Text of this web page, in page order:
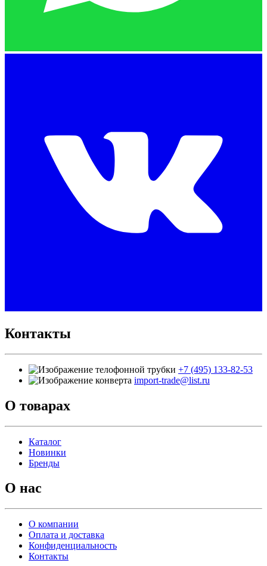
Контакты
+7 (495) 133-82-53
import-trade@list.ru
О товарах
Каталог
Новинки
Бренды
О нас
О компании
Оплата и доставка
Конфиденциальность
Контакты